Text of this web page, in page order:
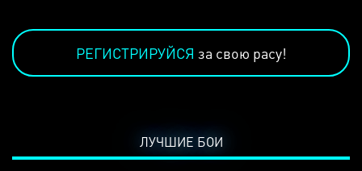
РЕГИСТРИРУЙСЯ за свою расу!
ЛУЧШИЕ БОИ